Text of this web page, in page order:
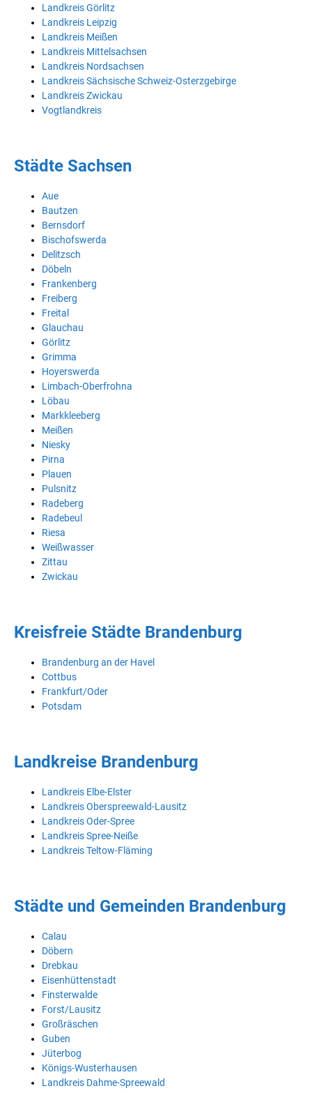
Landkreis Görlitz
Landkreis Leipzig
Landkreis Meißen
Landkreis Mittelsachsen
Landkreis Nordsachsen
Landkreis Sächsische Schweiz-Osterzgebirge
Landkreis Zwickau
Vogtlandkreis
Städte Sachsen
Aue
Bautzen
Bernsdorf
Bischofswerda
Delitzsch
Döbeln
Frankenberg
Freiberg
Freital
Glauchau
Görlitz
Grimma
Hoyerswerda
Limbach-Oberfrohna
Löbau
Markkleeberg
Meißen
Niesky
Pirna
Plauen
Pulsnitz
Radeberg
Radebeul
Riesa
Weißwasser
Zittau
Zwickau
Kreisfreie Städte Brandenburg
Brandenburg an der Havel
Cottbus
Frankfurt/Oder
Potsdam
Landkreise Brandenburg
Landkreis Elbe-Elster
Landkreis Oberspreewald-Lausitz
Landkreis Oder-Spree
Landkreis Spree-Neiße
Landkreis Teltow-Fläming
Städte und Gemeinden Brandenburg
Calau
Döbern
Drebkau
Eisenhüttenstadt
Finsterwalde
Forst/Lausitz
Großräschen
Guben
Jüterbog
Königs-Wusterhausen
Landkreis Dahme-Spreewald